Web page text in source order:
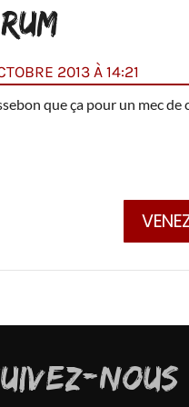
2013 À 14:21
que ça pour un mec
NOUS